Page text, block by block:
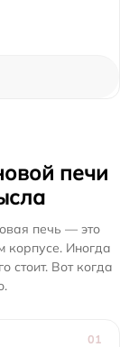
печи
печь — это
корпусе. Иногда
стоит. Вот когда
01